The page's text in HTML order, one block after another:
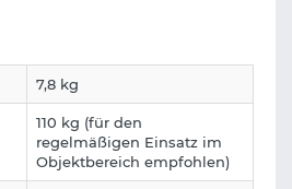
7,8 kg
110 kg (für den
regelmäßigen Einsatz im
Objektbereich empfohlen)